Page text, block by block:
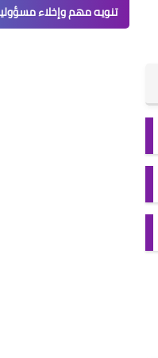
تنويه مهم وإخلاء